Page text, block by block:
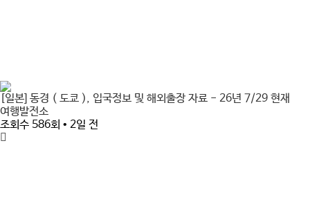
[일본] 동경 ( 도쿄 ), 입국정보 및 해외출장 자료 - 26년 7/29 현재
여행발전소
조회수 586회 • 2일 전